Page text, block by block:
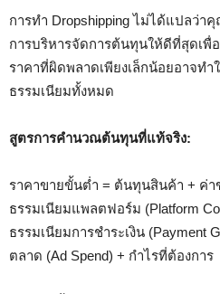
การทำ Dropshipping ไม่ได้แปลว่
การบริหารจัดการต้นทุนให้ดีที่สุดเพื่
ราคาที่ผิดพลาดเพียงเล็กน้อยอาจท
ธรรมเนียมทั้งหมด
สูตรการคำนวณต้นทุนที่แท้จริง:
ราคาขายขั้นต่ำ = ต้นทุนสินค้า + ค่า
ธรรมเนียมแพลตฟอร์ม (Platform
ธรรมเนียมการชำระเงิน (Payment
ตลาด (Ad Spend) + กำไรที่ต้องการ